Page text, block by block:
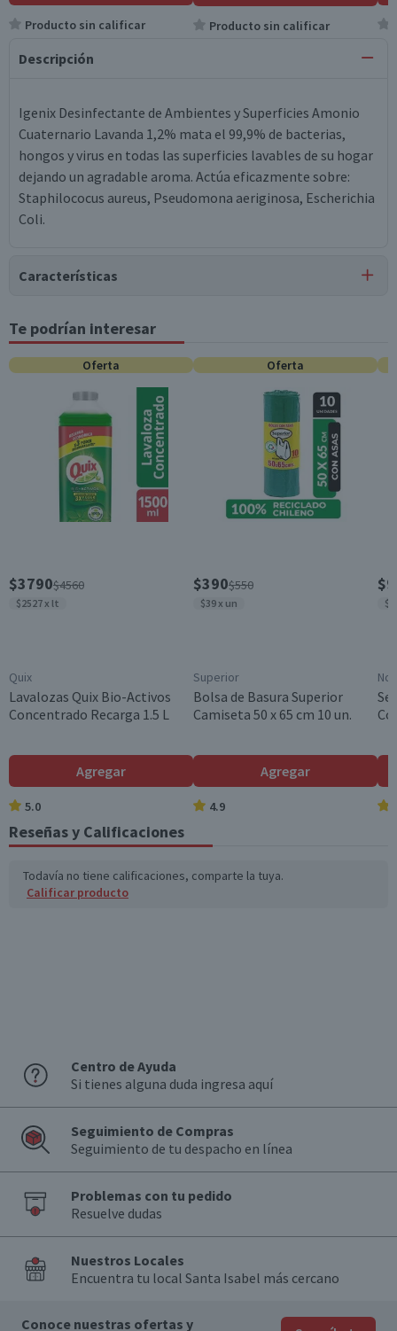
Producto sin calificar Producto sin calificar
Descripción
Igenix Desinfectante de Ambientes y Superficies Amonio
Cuaternario Lavanda 1,2% mata el 99,9% de bacterias,
hongos y virus en todas las superficies lavables de su hogar
dejando un agradable aroma. Actúa eficazmente sobre:
Staphilococus aureus, Pseudomona aeriginosa, Escherichia
Coli.
Características
Tipo de Producto
Desinfectantes
Contenido
Garantía Mínima Legal
Válida hasta su fecha de caducidad
Te podrían interesar
Oferta
$3790$4560
$2527 x lt
Quix
Lavalozas Quix Bio-Activos
Concentrado Recarga 1.5 L
Agregar
5.0
Oferta
$390$550
$39 x un
Superior
Bolsa de Basura Superior
Camiseta 50 x 65 cm 10 un.
Agregar
4.9
Reseñas y Calificaciones
Todavía no tiene calificaciones, comparte la tuya.
Calificar producto
Centro de Ayuda
Si tienes alguna duda ingresa aquí
Seguimiento de Compras
Seguimiento de tu despacho en línea
Problemas con tu pedido
Resuelve dudas
Nuestros Locales
Encuentra tu local Santa Isabel más cercano
Conoce nuestras ofertas y